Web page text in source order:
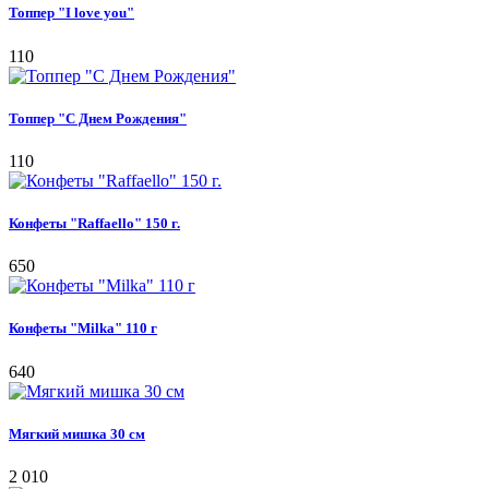
Топпер "I love you"
110
Топпер "С Днем Рождения"
110
Конфеты "Raffaello" 150 г.
650
Конфеты "Milka" 110 г
640
Мягкий мишка 30 см
2 010